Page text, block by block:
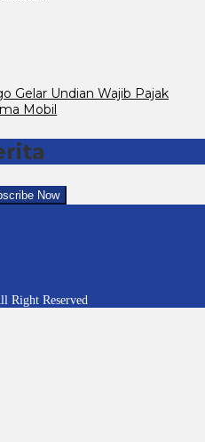
Gelar Undian Wajib Pajak
Mobil
Right Reserved